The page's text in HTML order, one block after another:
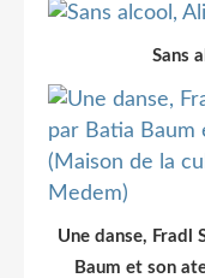
Sans
Une danse,
Baum et son